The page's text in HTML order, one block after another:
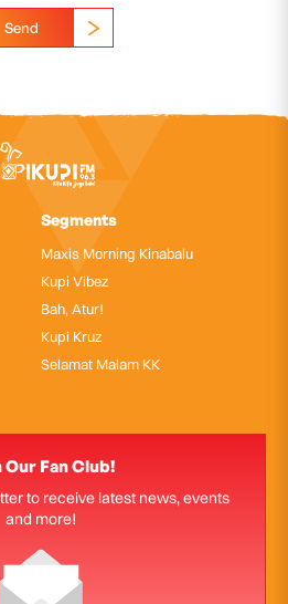
Send
Segments
Maxis Morning Kinabalu
Kupi Vibez
Bah, Atur!
Kupi Kruz
Selamat Malam KK
Our Fan Club!
to receive latest news, events
and more!